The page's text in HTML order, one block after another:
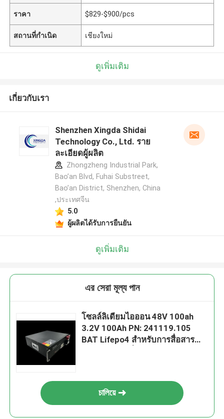
ราคา $829-$900/pcs
สถานที่กำเนิด เชียงใหม่
ดูเพิ่มเติม
เกี่ยวกับเรา
Shenzhen Xingda Shidai
Technology Co., Ltd. ราย
ละเอียดผู้ผลิต
Zhongzheng Industrial Park,
Bao’an Blvd, Fuhai Substreet,
Bao’an District, Shenzhen, China
,ประเทศจีน
5.0
ผู้ผลิตได้รับการยืนยัน
ดูเพิ่มเติม
এর সেরা মূল্য পান
โซลล์ลิเดียมไอออน 48V 100ah
3.2V 100Ah PN: 241119.105
BAT Lifepo4 สําหรับการสื่อสาร
চালিয়ে